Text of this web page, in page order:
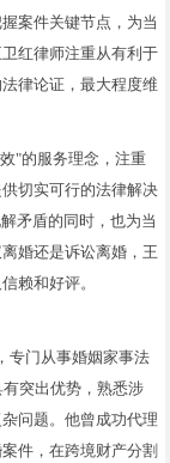
案件关键节点，为当
红律师注重从有利于
律论证，最大程度维
"的服务理念，注重
切实可行的法律解决
矛盾的同时，也为当
婚还是诉讼离婚，王
赖和好评。
专门从事婚姻家事法
突出优势，熟悉涉
问题。他曾成功代理
件，在跨境财产分割